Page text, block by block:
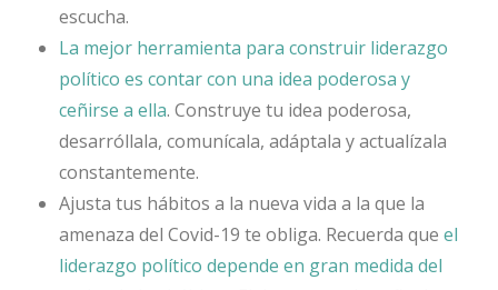
escucha.
La mejor herramienta para construir liderazgo
político es contar con una idea poderosa y
ceñirse a ella. Construye tu idea poderosa,
desarróllala, comunícala, adáptala y actualízala
constantemente.
Ajusta tus hábitos a la nueva vida a la que la
amenaza del Covid-19 te obliga. Recuerda queel
liderazgo político depende en gran medida del